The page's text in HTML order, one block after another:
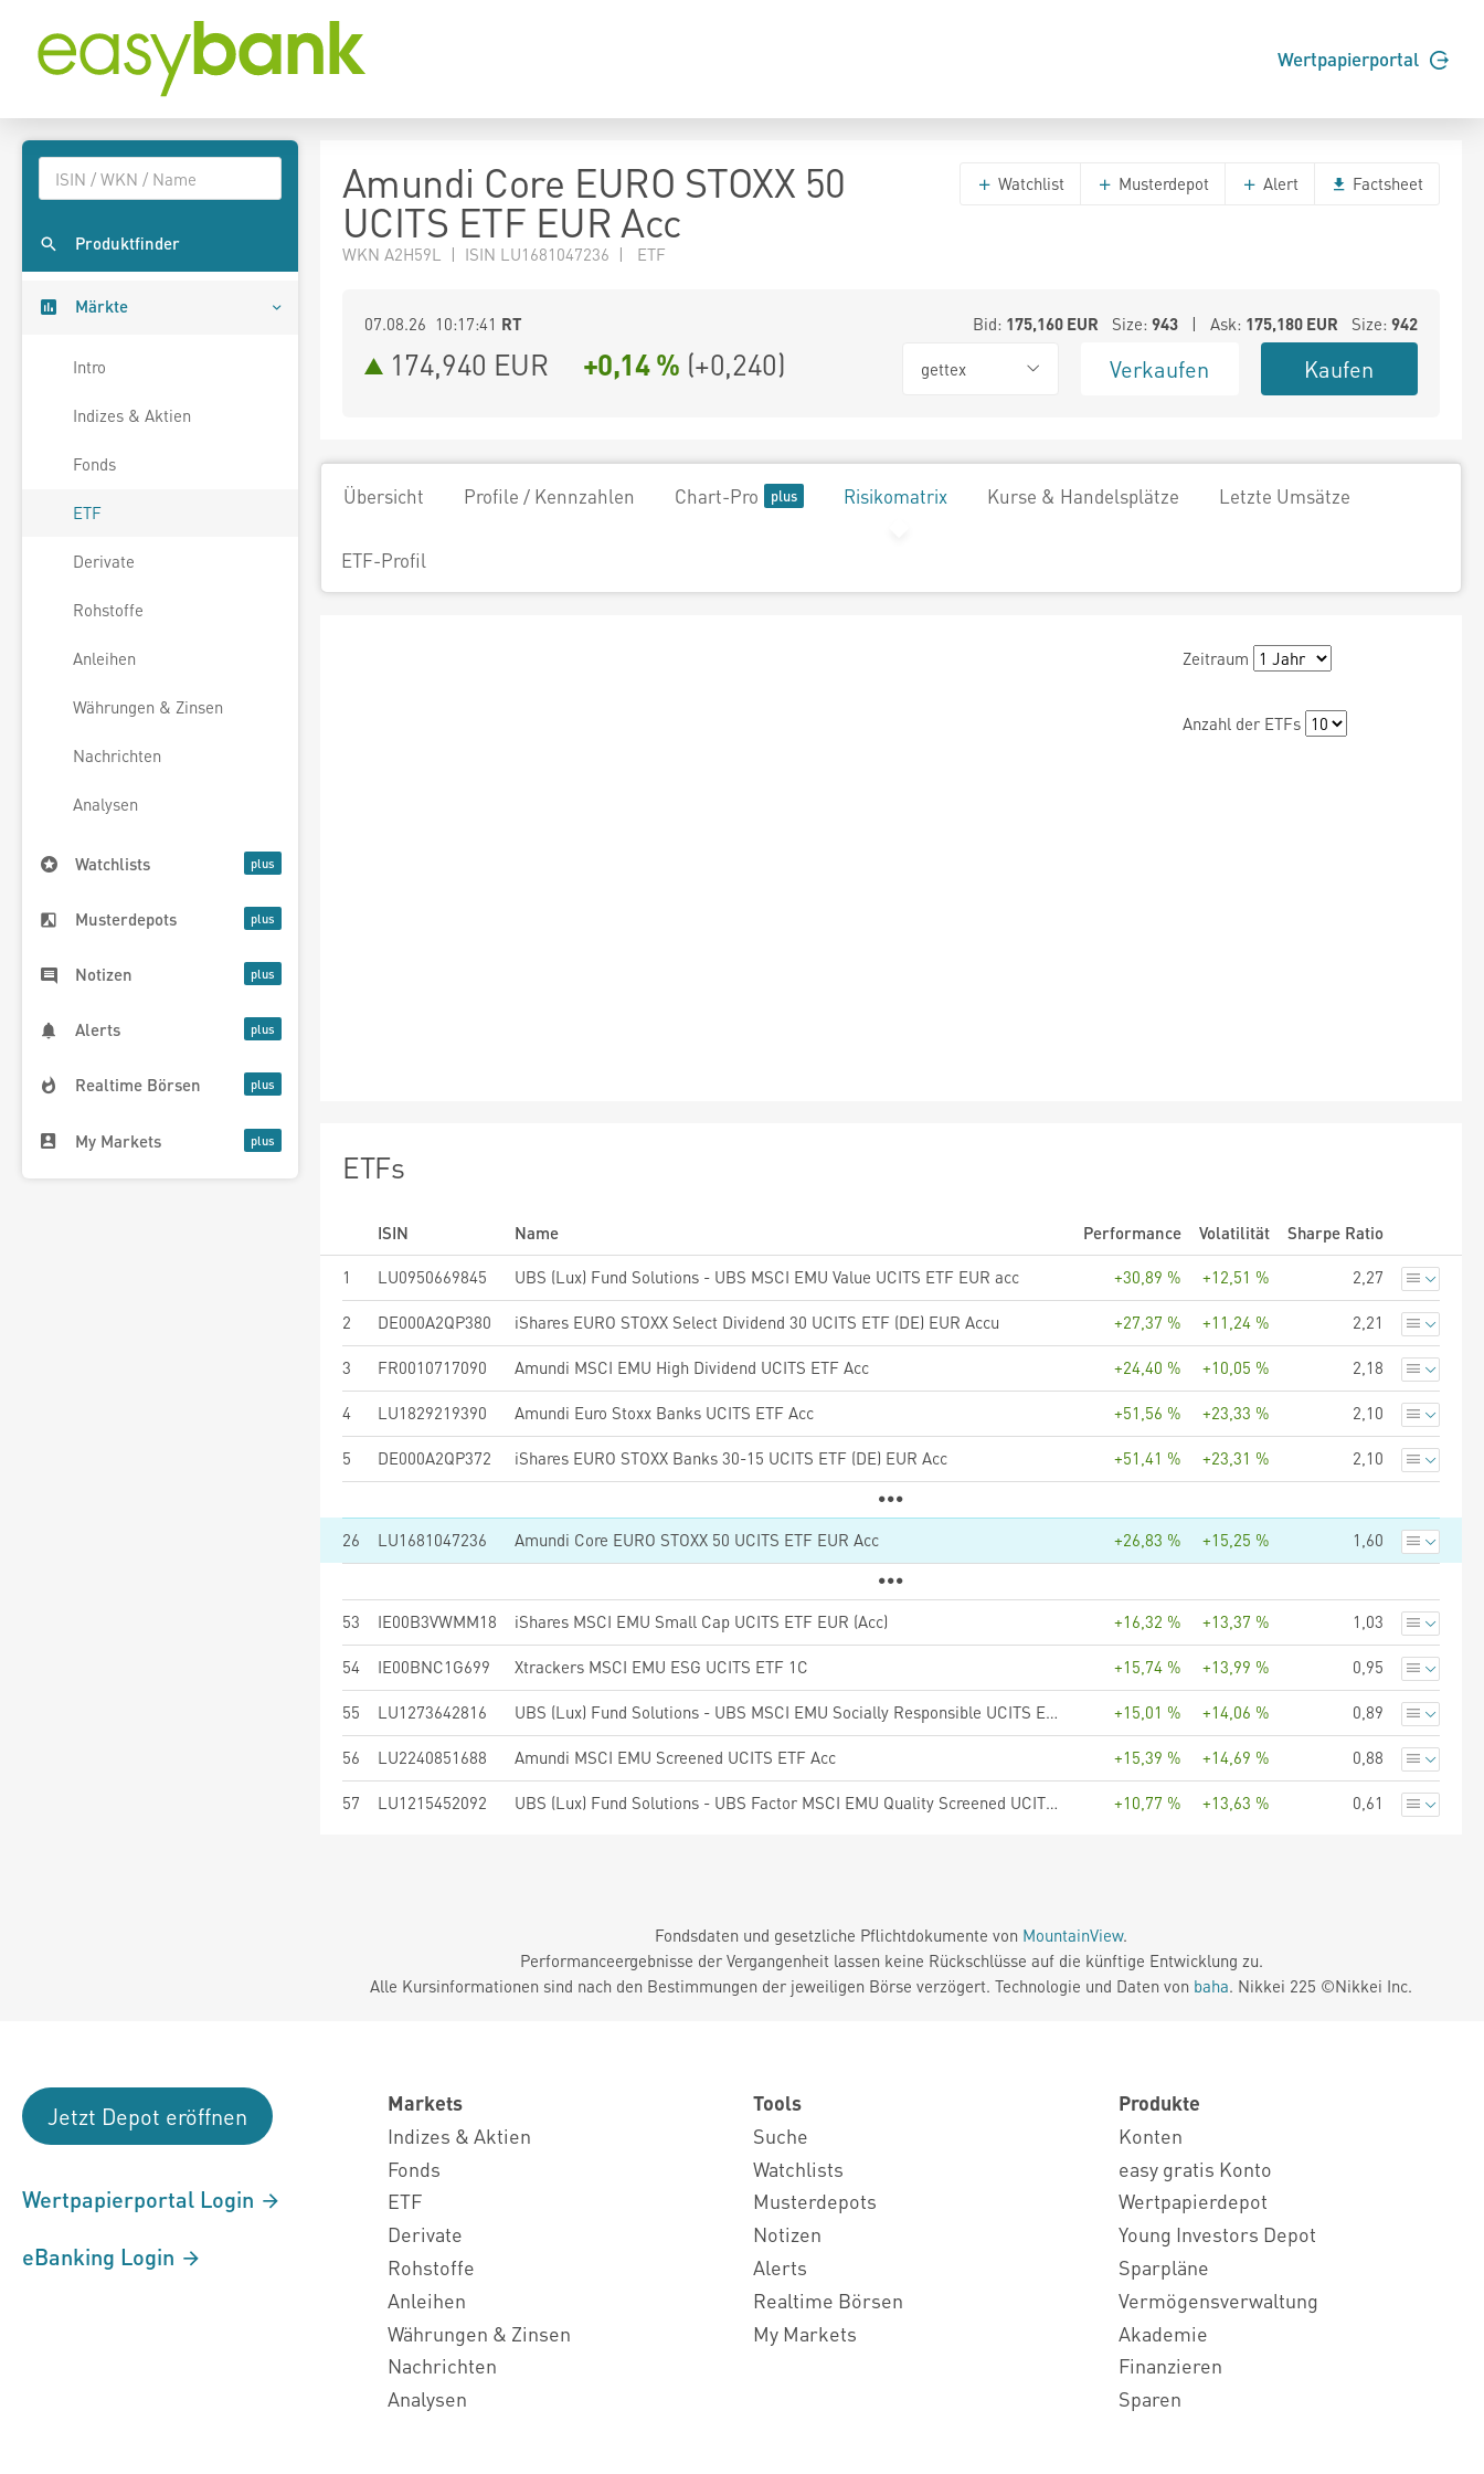
Wertpapierportal
Produktfinder
Märkte
Intro
Indizes & Aktien
Fonds
ETF
Derivate
Rohstoffe
Anleihen
Währungen & Zinsen
Nachrichten
Analysen
Watchlists
Musterdepots
Notizen
Alerts
Realtime Börsen
My Markets
Amundi Core EURO STOXX 50
UCITS ETF EUR Acc
WKN A2H59L | ISIN LU1681047236 | ETF
Watchlist Musterdepot Alert Factsheet
07.08.26 10:17:41 RT Bid: 175,160EUR Size: 943| Ask: 175,180EUR Size: 942
174,940 EUR +0,14 % (+0,240) gettex Verkaufen Kaufen
Übersicht Profile / Kennzahlen Chart-Pro Risikomatrix Kurse & Handelsplätze Letzte Umsätze
ETF-Profil
Zeitraum
Anzahl der ETFs
ETFs
ISIN Name Performance Volatilität
Sharpe Ratio
1
LU0950669845 UBS (Lux) Fund Solutions - UBS MSCI EMU Value UCITS ETF EUR acc +30,89 % +12,51 % 2,27
2 DE000A2QP380 iShares EURO STOXX Select Dividend 30 UCITS ETF (DE) EUR Accu +27,37 % +11,24 % 2,21
3 FR0010717090 Amundi MSCI EMU High Dividend UCITS ETF Acc +24,40 % +10,05 % 2,18
4 LU1829219390 Amundi Euro Stoxx Banks UCITS ETF Acc +51,56 % +23,33 % 2,10
5 DE000A2QP372 iShares EURO STOXX Banks 30-15 UCITS ETF (DE) EUR Acc +51,41 % +23,31 % 2,10
26 LU1681047236 Amundi Core EURO STOXX 50 UCITS ETF EUR Acc +26,83 % +15,25 % 1,60
53 IE00B3VWMM18 iShares MSCI EMU Small Cap UCITS ETF EUR (Acc) +16,32 % +13,37 % 1,03
54 IE00BNC1G699 Xtrackers MSCI EMU ESG UCITS ETF 1C +15,74 % +13,99 % 0,95
55 LU1273642816 UBS (Lux) Fund Solutions - UBS MSCI EMU Socially Responsible UCITS ETF hCHF acc +15,01 % +14,06 % 0,89
56 LU2240851688 Amundi MSCI EMU Screened UCITS ETF Acc +15,39 % +14,69 % 0,88
57 LU1215452092 UBS (Lux) Fund Solutions - UBS Factor MSCI EMU Quality Screened UCITS ETF hCHF acc +10,77 % +13,63 % 0,61
Fondsdaten und gesetzliche Pflichtdokumente von MountainView.
Performanceergebnisse der Vergangenheit lassen keine Rückschlüsse auf die künftige Entwicklung zu.
Alle Kursinformationen sind nach den Bestimmungen der jeweiligen Börse verzögert. Technologie und Daten von baha. Nikkei 225 ©Nikkei Inc.
Jetzt Depot eröffnen
Wertpapierportal Login
eBanking Login
Markets
Indizes & Aktien
Fonds
ETF
Derivate
Rohstoffe
Anleihen
Währungen & Zinsen
Nachrichten
Analysen
Tools
Suche
Watchlists
Musterdepots
Notizen
Alerts
Realtime Börsen
My Markets
Produkte
Konten
easy gratis Konto
Wertpapierdepot
Young Investors Depot
Sparpläne
Vermögensverwaltung
Akademie
Finanzieren
Sparen